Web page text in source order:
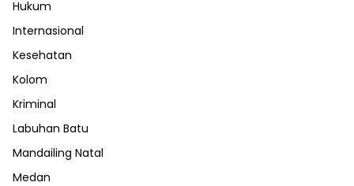
Hukum
Internasional
Kesehatan
Kolom
Kriminal
Labuhan Batu
Mandailing Natal
Medan